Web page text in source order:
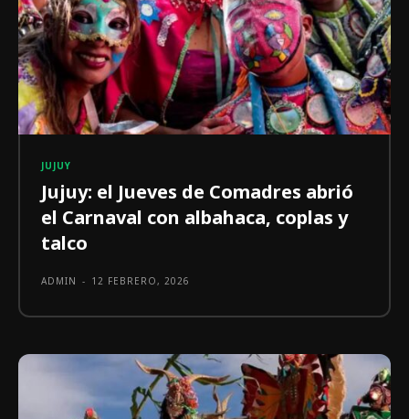
JUJUY
Jujuy: el Jueves de Comadres abrió
el Carnaval con albahaca, coplas y
talco
ADMIN - 12 FEBRERO, 2026